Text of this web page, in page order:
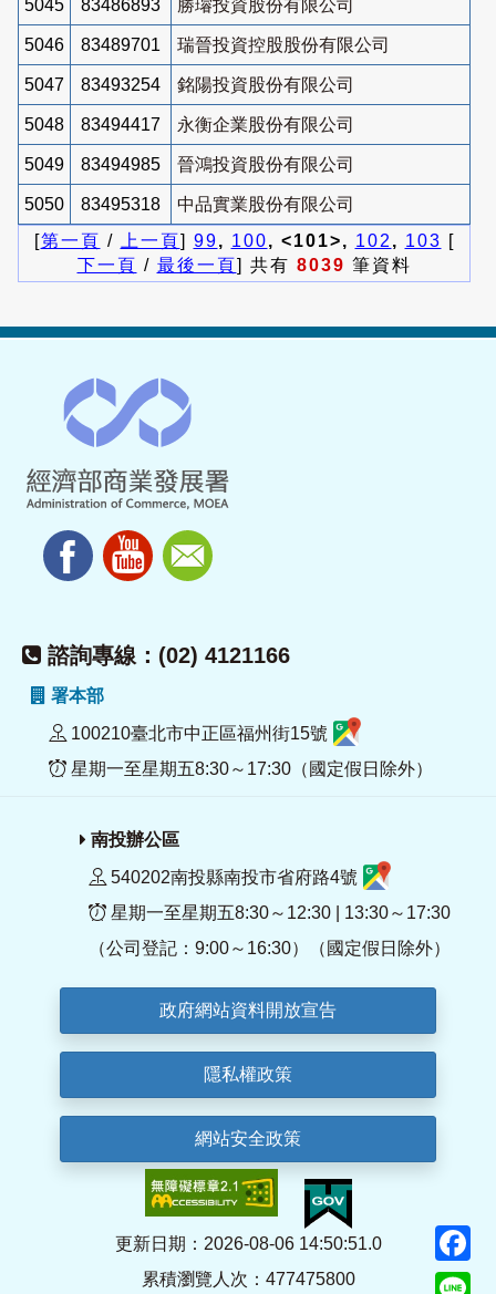
5045 83486893 勝璿投資股份有限公司
5046 83489701 瑞晉投資控股股份有限公司
5047 83493254 銘陽投資股份有限公司
5048 83494417 永衡企業股份有限公司
5049 83494985 晉鴻投資股份有限公司
5050 83495318
中品實業股份有限公司
[第一頁 / 上一頁] 99, 100, <101>, 102 , 103 [
下一頁 / 最後一頁] 共有 8039 筆資料
諮詢專線：(02) 4121166
署本部
100210臺北市中正區福州街15號
星期一至星期五8:30～17:30（國定假日除外）
南投辦公區
540202南投縣南投市省府路4號
星期一至星期五8:30～12:30 | 13:30～17:30
（公司登記：9:00～16:30）（國定假日除外）
政府網站資料開放宣告
隱私權政策
網站安全政策
更新日期：2026-08-06 14:50:51.0
累積瀏覽人次：477475800